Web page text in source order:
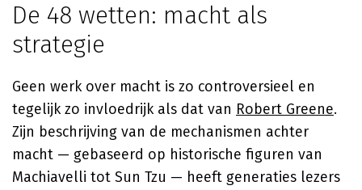
De 48 wetten: macht als
strategie
Geen werk over macht is zo controversieel en
tegelijk zo invloedrijk als dat van Robert Greene.
Zijn beschrijving van de mechanismen achter
macht — gebaseerd op historische figuren van
Machiavelli tot Sun Tzu — heeft generaties lezers